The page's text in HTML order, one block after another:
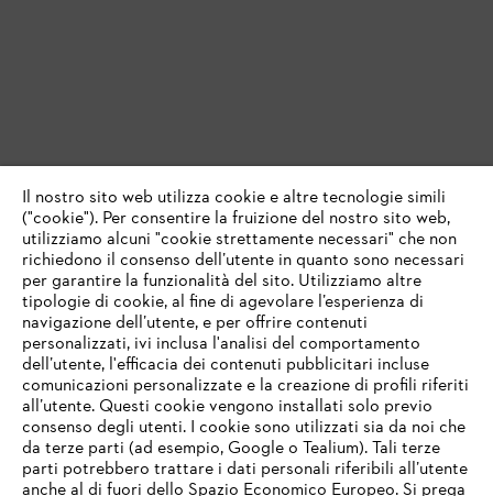
Il nostro sito web utilizza cookie e altre tecnologie simili
("cookie"). Per consentire la fruizione del nostro sito web,
utilizziamo alcuni "cookie strettamente necessari" che non
richiedono il consenso dell’utente in quanto sono necessari
per garantire la funzionalità del sito. Utilizziamo altre
tipologie di cookie, al fine di agevolare l’esperienza di
navigazione dell’utente, e per offrire contenuti
personalizzati, ivi inclusa l'analisi del comportamento
dell’utente, l'efficacia dei contenuti pubblicitari incluse
comunicazioni personalizzate e la creazione di profili riferiti
all’utente. Questi cookie vengono installati solo previo
consenso degli utenti. I cookie sono utilizzati sia da noi che
da terze parti (ad esempio, Google o Tealium). Tali terze
parti potrebbero trattare i dati personali riferibili all’utente
anche al di fuori dello Spazio Economico Europeo. Si prega